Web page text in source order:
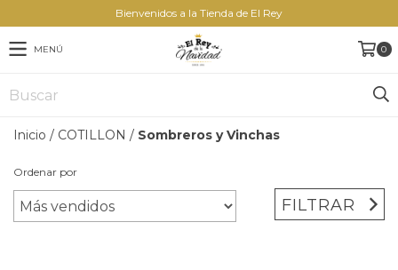
Bienvenidos a la Tienda de El Rey
MENÚ 0
Inicio / COTILLON / Sombreros y Vinchas
Ordenar por
FILTRAR